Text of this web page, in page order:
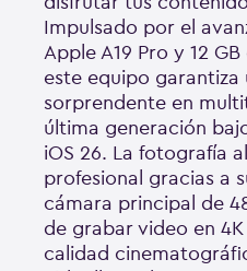
Impulsado por el
Apple A19 Pro y 12
este equipo garantiza
sorprendente en
última generación
iOS 26. La fotografía
profesional gracias a
cámara principal de
de grabar video en
calidad